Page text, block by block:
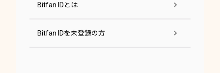
Bitfan IDとは
Bitfan IDを未登録の方